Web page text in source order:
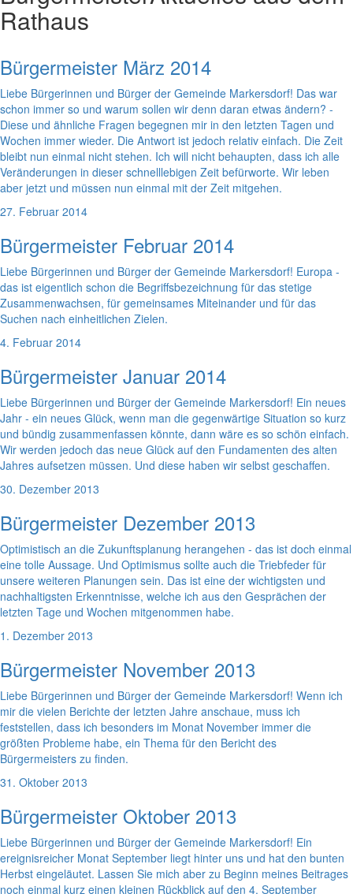
Rathaus
Bürgermeister März 2014
Liebe Bürgerinnen und Bürger der Gemeinde Markersdorf! Das war
schon immer so und warum sollen wir denn daran etwas ändern? -
Diese und ähnliche Fragen begegnen mir in den letzten Tagen und
Wochen immer wieder. Die Antwort ist jedoch relativ einfach. Die Zeit
bleibt nun einmal nicht stehen. Ich will nicht behaupten, dass ich alle
Veränderungen in dieser schnelllebigen Zeit befürworte. Wir leben
aber jetzt und müssen nun einmal mit der Zeit mitgehen.
27. Februar 2014
Bürgermeister Februar 2014
Liebe Bürgerinnen und Bürger der Gemeinde Markersdorf! Europa -
das ist eigentlich schon die Begriffsbezeichnung für das stetige
Zusammenwachsen, für gemeinsames Miteinander und für das
Suchen nach einheitlichen Zielen.
4. Februar 2014
Bürgermeister Januar 2014
Liebe Bürgerinnen und Bürger der Gemeinde Markersdorf! Ein neues
Jahr - ein neues Glück, wenn man die gegenwärtige Situation so kurz
und bündig zusammenfassen könnte, dann wäre es so schön einfach.
Wir werden jedoch das neue Glück auf den Fundamenten des alten
Jahres aufsetzen müssen. Und diese haben wir selbst geschaffen.
30. Dezember 2013
Bürgermeister Dezember 2013
Optimistisch an die Zukunftsplanung herangehen - das ist doch einmal
eine tolle Aussage. Und Optimismus sollte auch die Triebfeder für
unsere weiteren Planungen sein. Das ist eine der wichtigsten und
nachhaltigsten Erkenntnisse, welche ich aus den Gesprächen der
letzten Tage und Wochen mitgenommen habe.
1. Dezember 2013
Bürgermeister November 2013
Liebe Bürgerinnen und Bürger der Gemeinde Markersdorf! Wenn ich
mir die vielen Berichte der letzten Jahre anschaue, muss ich
feststellen, dass ich besonders im Monat November immer die
größten Probleme habe, ein Thema für den Bericht des
Bürgermeisters zu finden.
31. Oktober 2013
Bürgermeister Oktober 2013
Liebe Bürgerinnen und Bürger der Gemeinde Markersdorf! Ein
ereignisreicher Monat September liegt hinter uns und hat den bunten
Herbst eingeläutet. Lassen Sie mich aber zu Beginn meines Beitrages
noch einmal kurz einen kleinen Rückblick auf den 4. September